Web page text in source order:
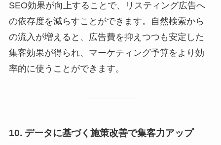
SEO効果が向上することで、リスティング広告へ
の依存度を減らすことができます。自然検索から
の流入が増えると、広告費を抑えつつも安定した
集客効果が得られ、マーケティング予算をより効
率的に使うことができます。
10. データに基づく施策改善で集客力アップ